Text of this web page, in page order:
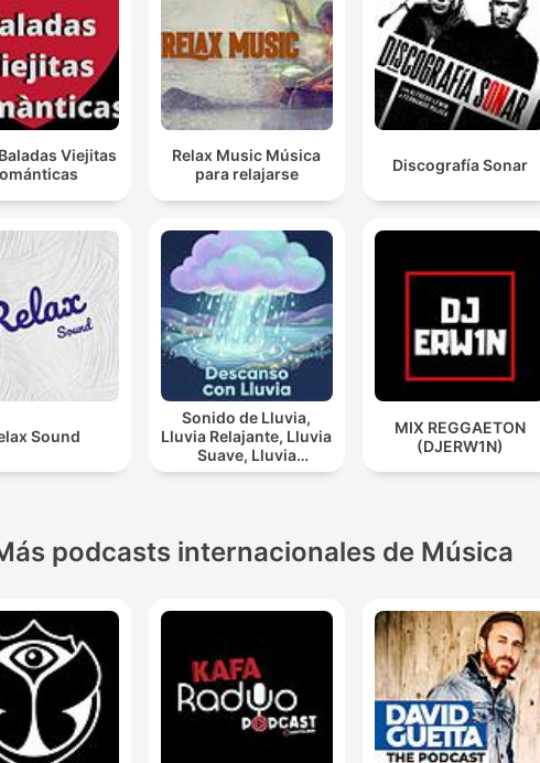
Viejitas
Relax Music Música
para relajarse
Discografía Sonar
Sound
Sonido de Lluvia,
Lluvia Relajante, Lluvia
Suave, Lluvia
Nocturna, Descanso
MIX REGGAETON
(DJERW1N)
podcasts internacionales de Música